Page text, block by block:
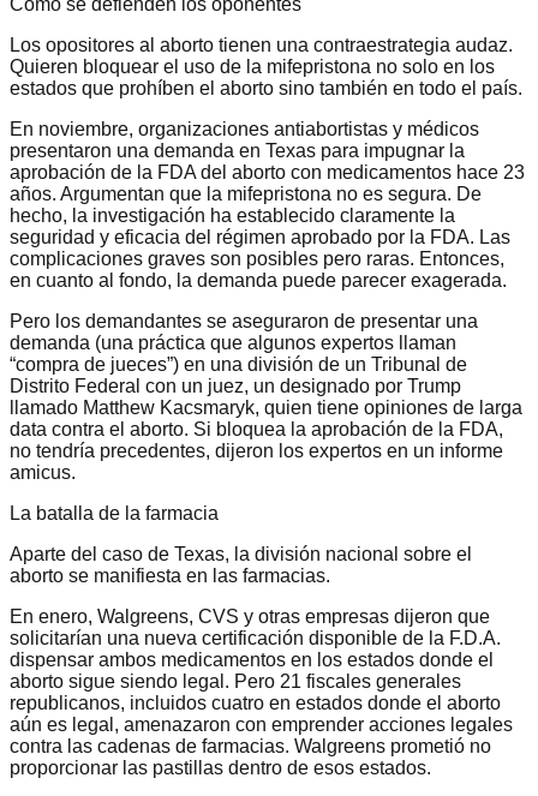
Los opositores al aborto tienen una contraestrategia audaz.
Quieren bloquear el uso de la mifepristona no solo en los
estados que prohíben el aborto sino también en todo el país.
En noviembre, organizaciones antiabortistas y médicos
presentaron una demanda en Texas para impugnar la
aprobación de la FDA del aborto con medicamentos hace 23
años. Argumentan que la mifepristona no es segura. De
hecho, la investigación ha establecido claramente la
seguridad y eficacia del régimen aprobado por la FDA. Las
complicaciones graves son posibles pero raras. Entonces,
en cuanto al fondo, la demanda puede parecer exagerada.
Pero los demandantes se aseguraron de presentar una
demanda (una práctica que algunos expertos llaman
“compra de jueces”) en una división de un Tribunal de
Distrito Federal con un juez, un designado por Trump
llamado Matthew Kacsmaryk, quien tiene opiniones de larga
data contra el aborto. Si bloquea la aprobación de la FDA,
no tendría precedentes, dijeron los expertos en un informe
amicus.
La batalla de la farmacia
Aparte del caso de Texas, la división nacional sobre el
aborto se manifiesta en las farmacias.
En enero, Walgreens, CVS y otras empresas dijeron que
solicitarían una nueva certificación disponible de la F.D.A.
dispensar ambos medicamentos en los estados donde el
aborto sigue siendo legal. Pero 21 fiscales generales
republicanos, incluidos cuatro en estados donde el aborto
aún es legal, amenazaron con emprender acciones legales
contra las cadenas de farmacias. Walgreens prometió no
proporcionar las pastillas dentro de esos estados.